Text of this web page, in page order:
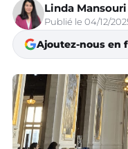
Linda Mansouri
Publié le 04/12/
Ajoutez-nous en